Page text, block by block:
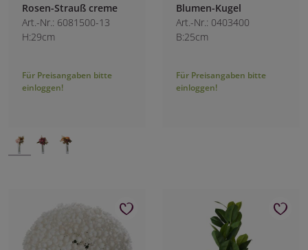
Rosen-Strauß creme
Art.-Nr.: 6081500-13
H:29cm
Für Preisangaben bitte
einloggen!
Blumen-Kugel
Art.-Nr.: 0403400
B:25cm
Für Preisangaben bitte
einloggen!